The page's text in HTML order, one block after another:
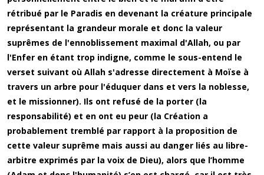
rétribué par le Paradis en devenant la créature principale
représentant la grandeur morale et donc la valeur
suprêmes de l'ennoblissement maximal d'Allah, ou par
l'Enfer en étant trop indigne, comme le sous-entend le
verset suivant où Allah s'adresse directement à Moïse à
travers un arbre pour l'éduquer dans et vers la noblesse,
et le missionner). Ils ont refusé de la porter (la
responsabilité) et en ont eu peur (la Création a
probablement tremblé par rapport à la proposition de
cette valeur suprême mais aussi au danger liés au libre-
arbitre exprimés par la voix de Dieu), alors que l’homme